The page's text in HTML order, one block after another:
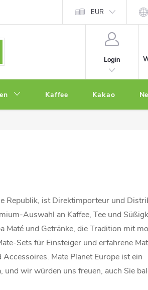
EUR
Login
Kaffee Kakao
Republik, ist Direktimporteur und
Auswahl an Kaffee, Tee und
Maté und Getränke, die Tradition mit
Sets für Einsteiger und erfahrene
Mate Planet Europe ist ein
wir würden uns freuen, auch Sie